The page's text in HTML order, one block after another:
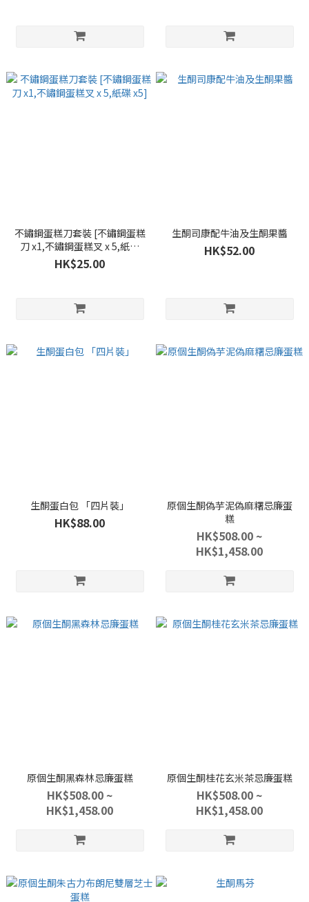
不鏽鋼蛋糕刀套裝 [不鏽鋼蛋糕
刀 x1,不鏽鋼蛋糕叉 x 5,紙碟
x5]
HK$25.00
生酮司康配牛油及生酮果醬
HK$52.00
生酮蛋白包 「四片裝」
HK$88.00
原個生酮偽芋泥偽麻糬忌廉蛋
糕
HK$508.00 ~
HK$1,458.00
原個生酮黑森林忌廉蛋糕
HK$508.00 ~
HK$1,458.00
原個生酮桂花玄米茶忌廉蛋糕
HK$508.00 ~
HK$1,458.00